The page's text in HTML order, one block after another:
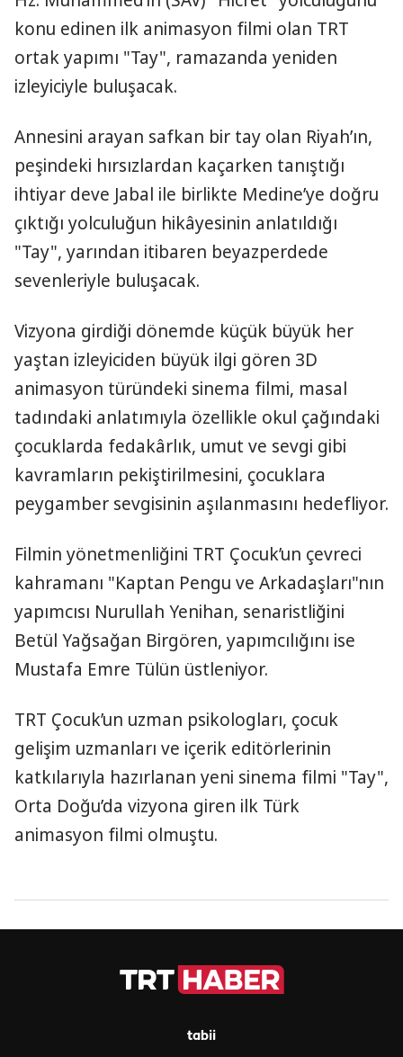
konu edinen ilk animasyon filmi olan TRT
ortak yapımı "Tay", ramazanda yeniden
izleyiciyle buluşacak.
Annesini arayan safkan bir tay olan Riyah’ın,
peşindeki hırsızlardan kaçarken tanıştığı
ihtiyar deve Jabal ile birlikte Medine’ye doğru
çıktığı yolculuğun hikâyesinin anlatıldığı
"Tay", yarından itibaren beyazperdede
sevenleriyle buluşacak.
Vizyona girdiği dönemde küçük büyük her
yaştan izleyiciden büyük ilgi gören 3D
animasyon türündeki sinema filmi, masal
tadındaki anlatımıyla özellikle okul çağındaki
çocuklarda fedakârlık, umut ve sevgi gibi
kavramların pekiştirilmesini, çocuklara
peygamber sevgisinin aşılanmasını hedefliyor.
Filmin yönetmenliğini TRT Çocuk’un çevreci
kahramanı "Kaptan Pengu ve Arkadaşları"nın
yapımcısı Nurullah Yenihan, senaristliğini
Betül Yağsağan Birgören, yapımcılığını ise
Mustafa Emre Tülün üstleniyor.
TRT Çocuk’un uzman psikologları, çocuk
gelişim uzmanları ve içerik editörlerinin
katkılarıyla hazırlanan yeni sinema filmi "Tay",
Orta Doğu’da vizyona giren ilk Türk
animasyon filmi olmuştu.
tabii